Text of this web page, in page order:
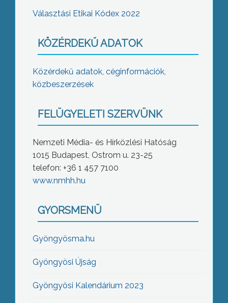
Választási Etikai Kódex 2022
KÖZÉRDEKŰ ADATOK
Közérdekű adatok, céginformációk,
közbeszerzések
FELÜGYELETI SZERVÜNK
Nemzeti Média- és Hírközlési Hatóság
1015 Budapest, Ostrom u. 23-25
telefon: +36 1 457 7100
www.nmhh.hu
GYORSMENÜ
Gyöngyösma.hu
Gyöngyösi Újság
Gyöngyösi Kalendárium 2023